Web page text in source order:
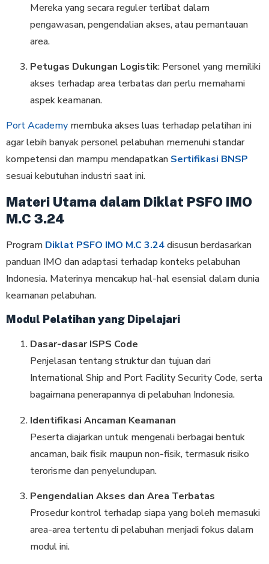
Mereka yang secara reguler terlibat dalam
pengawasan, pengendalian akses, atau pemantauan
area.
Petugas Dukungan Logistik: Personel yang memiliki
akses terhadap area terbatas dan perlu memahami
aspek keamanan.
Port Academy membuka akses luas terhadap pelatihan ini
agar lebih banyak personel pelabuhan memenuhi standar
kompetensi dan mampu mendapatkan Sertifikasi BNSP
sesuai kebutuhan industri saat ini.
Materi Utama dalam Diklat PSFO IMO
M.C 3.24
Program Diklat PSFO IMO M.C 3.24disusun berdasarkan
panduan IMO dan adaptasi terhadap konteks pelabuhan
Indonesia. Materinya mencakup hal-hal esensial dalam dunia
keamanan pelabuhan.
Modul Pelatihan yang Dipelajari
Dasar-dasar ISPS Code
Penjelasan tentang struktur dan tujuan dari
International Ship and Port Facility Security Code, serta
bagaimana penerapannya di pelabuhan Indonesia.
Identifikasi Ancaman Keamanan
Peserta diajarkan untuk mengenali berbagai bentuk
ancaman, baik fisik maupun non-fisik, termasuk risiko
terorisme dan penyelundupan.
Pengendalian Akses dan Area Terbatas
Prosedur kontrol terhadap siapa yang boleh memasuki
area-area tertentu di pelabuhan menjadi fokus dalam
modul ini.